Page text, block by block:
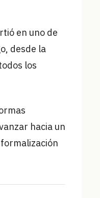
en uno de
desde la
los
hacia un